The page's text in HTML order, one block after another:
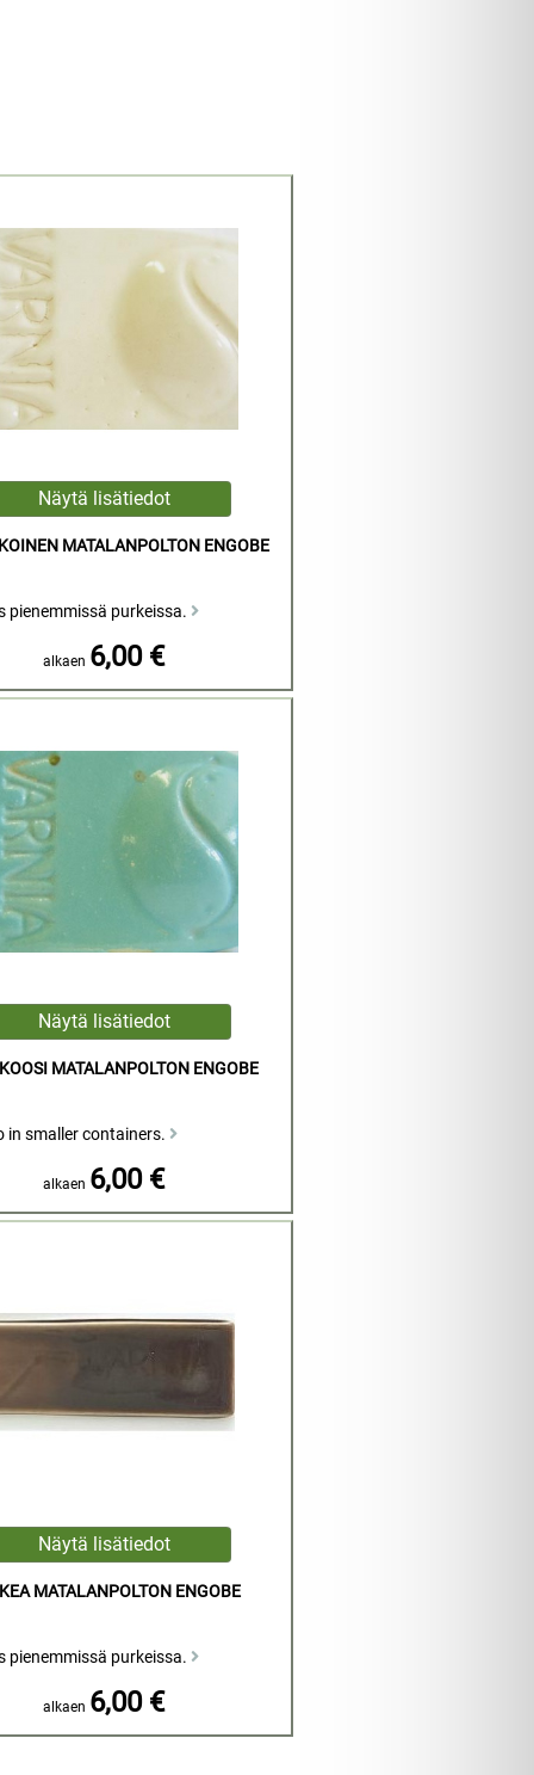
MATALANPOLTON ENGOBE
pienemmissä purkeissa.
alkaen 6,00 €
MATALANPOLTON ENGOBE
in smaller containers.
alkaen 6,00 €
MATALANPOLTON ENGOBE
pienemmissä purkeissa.
alkaen 6,00 €